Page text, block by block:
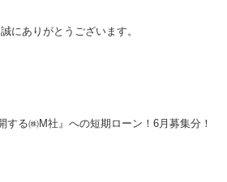
にありがとうございます。
する㈱M社』への短期ローン！6月募集分！